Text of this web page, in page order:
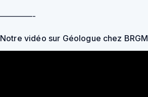
————-
Notre vidéo sur Géologue chez BRGM